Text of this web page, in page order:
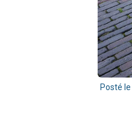
Posté le